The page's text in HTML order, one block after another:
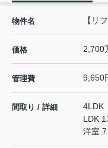
物件名 【リ
価格 2,700
管理費 9,650
間取り / 詳細
4LDK
LDK
洋室